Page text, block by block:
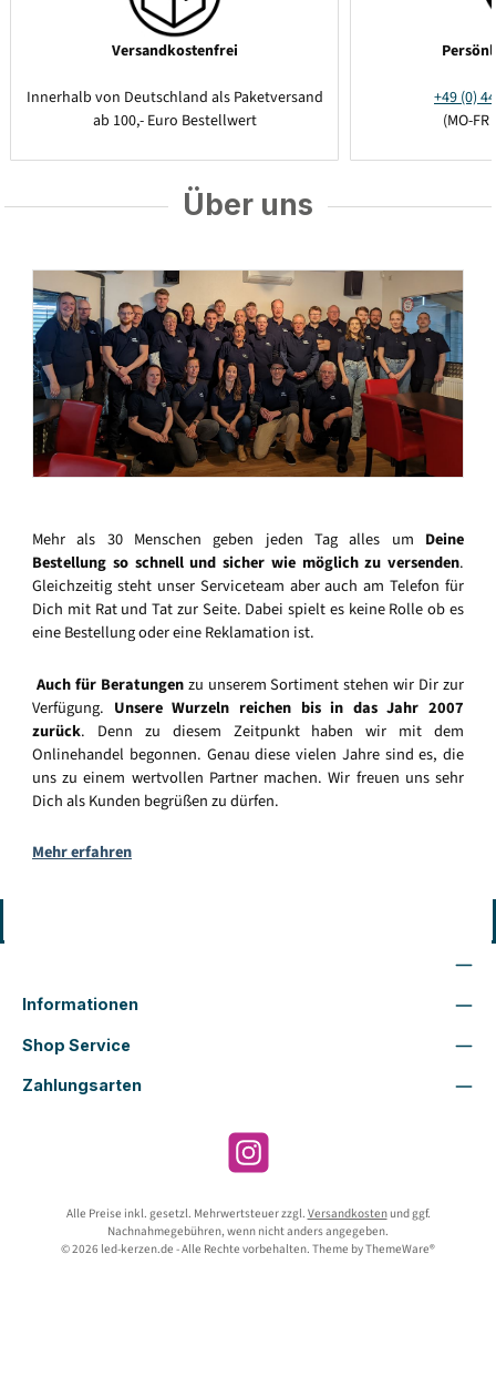
Versandkostenfrei
Innerhalb von Deutschland als Paketversand
ab 100,- Euro Bestellwert
+49 (0)
(MO-
Über uns
Mehr als 30 Menschen geben jeden Tag alles um Deine
Bestellung so schnell und sicher wie möglich zu versenden.
Gleichzeitig steht unser Serviceteam aber auch am Telefon für
Dich mit Rat und Tat zur Seite. Dabei spielt es keine Rolle ob es
eine Bestellung oder eine Reklamation ist.
Auch für Beratungenzu unserem Sortiment stehen wir Dir zur
Verfügung. Unsere Wurzeln reichen bis in das Jahr 2007
zurück. Denn zu diesem Zeitpunkt haben wir mit dem
Onlinehandel begonnen. Genau diese vielen Jahre sind es, die
uns zu einem wertvollen Partner machen. Wir freuen uns sehr
Dich als Kunden begrüßen zu dürfen.
Mehr erfahren
Informationen
Shop Service
Zahlungsarten
Instagram
Alle Preise inkl. gesetzl. Mehrwertsteuer zzgl. Versandkostenund ggf.
Nachnahmegebühren, wenn nicht anders angegeben.
© 2026 led-kerzen.de - Alle Rechte vorbehalten. Theme byThemeWare®